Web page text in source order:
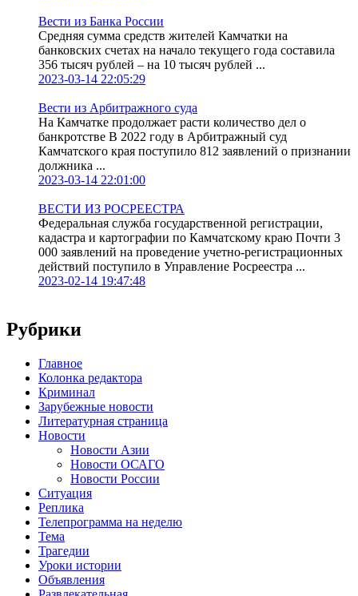
Вести из Банка России
Средняя сумма средств жителей Камчатки на
банковских счетах на начало текущего года составила
356 тысяч рублей – на 10 тысяч рублей ...
2023-03-14 22:05:29
Вести из Арбитражного суда
На Камчатке продолжает расти количество дел о
банкротстве В 2022 году в Арбитражный суд
Камчатского края поступило 812 заявлений о признании
должника ...
2023-03-14 22:01:00
ВЕСТИ ИЗ РОСРЕЕСТРА
Федеральная служба государственной регистрации,
кадастра и картографии по Камчатскому краю Почти 3
000 заявлений на проведение учетно-регистрационных
действий поступило в Управление Росреестра ...
2023-02-14 19:47:48
Рубрики
Главное
Колонка редактора
Криминал
Зарубежные новости
Литературная страница
Новости
Новости Азии
Новости ОСАГО
Новости России
Ситуация
Реплика
Телепрограмма на неделю
Тема
Трагедии
Уроки истории
Объявления